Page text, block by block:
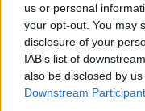
us or personal
your opt-out. You may
disclosure of your
IAB’s list of
also be disclosed by
Downstream
AUTORE
Matteo
Matteo
pop-up nei
moda che